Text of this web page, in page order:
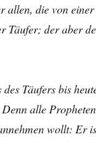
allen, die von
Täufer; der aber
des Täufers bis
alle
wollt: Er